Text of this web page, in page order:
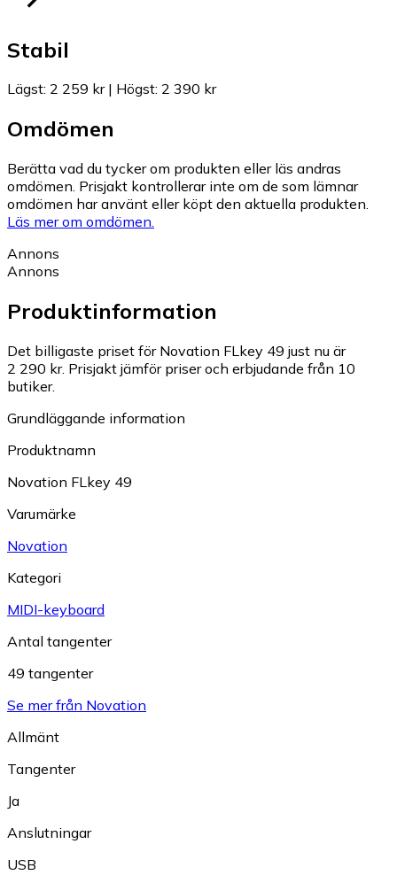
Stabil
Lägst: 2 259 kr| Högst: 2 390 kr
Omdömen
Berätta vad du tycker om produkten eller läs andras
omdömen. Prisjakt kontrollerar inte om de som lämnar
omdömen har använt eller köpt den aktuella produkten.
Läs mer om omdömen.
Annons
Annons
Produktinformation
Det billigaste priset för Novation FLkey 49 just nu är
2 290 kr. Prisjakt jämför priser och erbjudande från 10
butiker.
Grundläggande information
Produktnamn
Novation FLkey 49
Varumärke
Novation
Kategori
MIDI-keyboard
Antal tangenter
49 tangenter
Se mer från Novation
Allmänt
Tangenter
Ja
Anslutningar
USB